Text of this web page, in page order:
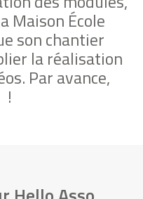
Maison École
son chantier
la réalisation
Par avance,
!